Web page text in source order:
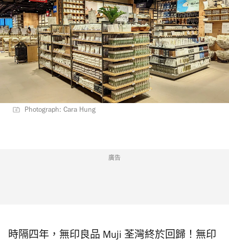
Photograph: Cara Hung
廣告
時隔四年，無印良品 Muji 荃灣終於回歸！無印